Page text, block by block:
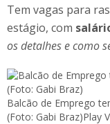
Tem vagas para
estágio, com
os detalhes e como
Balcão de Emprego
(Foto: Gabi Braz)Play